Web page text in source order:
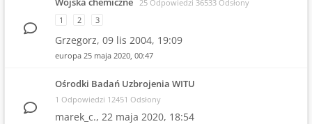
25 Odpowiedzi 36533 Odsłony
1
2 3
Grzegorz, 09 lis 2004, 19:09
europa 25 maja 2020, 00:47
Ośrodki Badań Uzbrojenia WITU
1 Odpowiedzi 12451 Odsłony
marek_c., 22 maja 2020, 18:54